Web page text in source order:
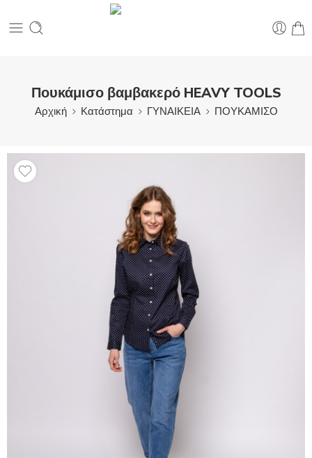
Πουκάμισο βαμβακερό HEAVY TOOLS
Αρχική Κατάστημα ΓΥΝΑΙΚΕΙΑ ΠΟΥΚΑΜΙΣΟ